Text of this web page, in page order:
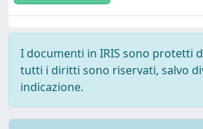
I documenti in IRIS sono protetti
tutti i diritti sono riservati, salvo
indicazione.